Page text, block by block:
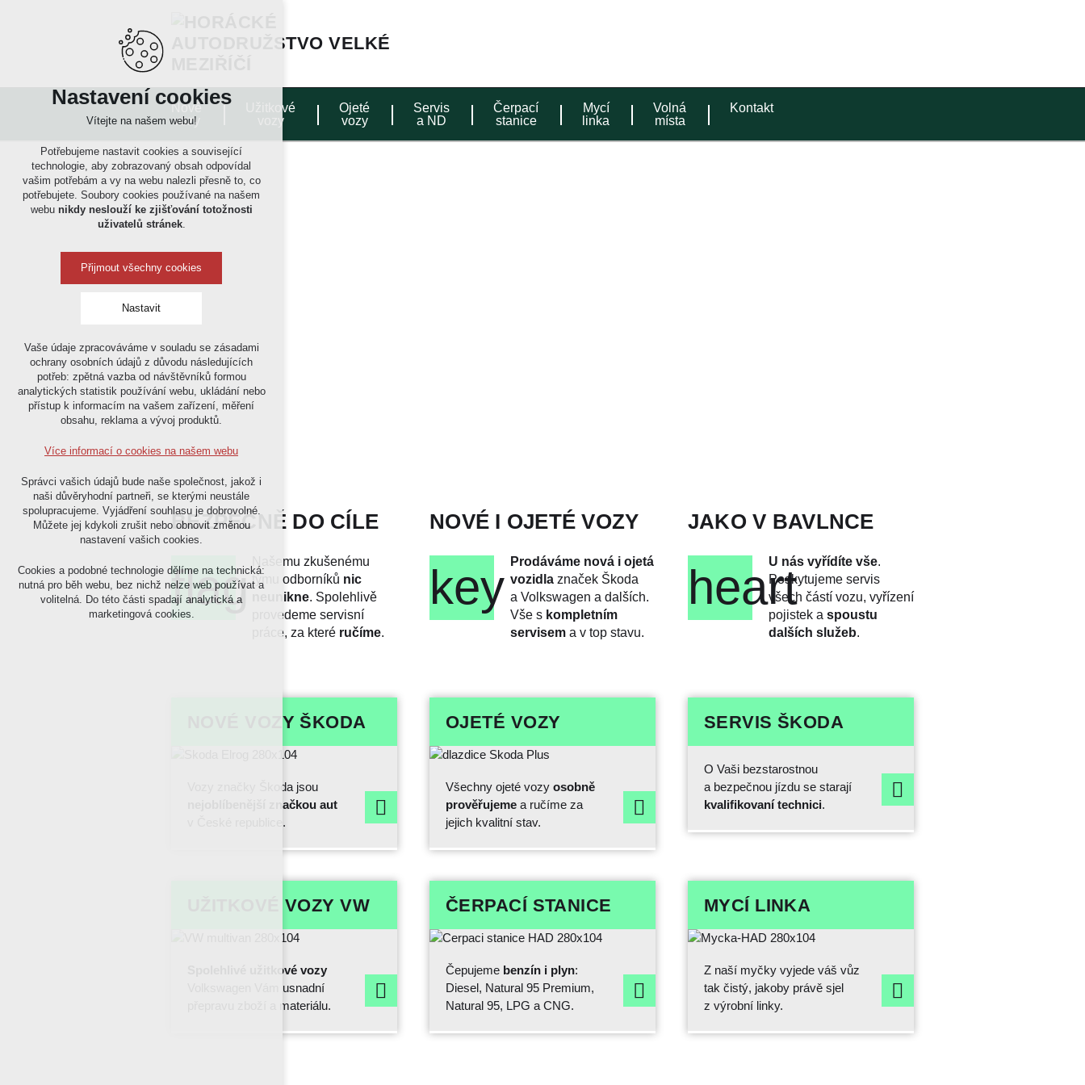
Nové
vozy
Užitkové
vozy
Ojeté
vozy
Servis
a ND
Čerpací
stanice
Mycí
linka
Volná
místa
Kontakt
BEZPEČNĚ DO CÍLE
flag
Našemu zkušenému
týmu odborníků nic
neunikne. Spolehlivě
provedeme servisní
práce, za které ručíme.
NOVÉ I OJETÉ VOZY
key Prodáváme nová i ojetá
vozidlaznaček Škoda
a Volkswagen a dalších.
Vše s kompletním
servisema v top stavu.
JAKO V BAVLNCE
heartU nás vyřídíte vše.
Poskytujeme servis
všech částí vozu, vyřízení
pojistek a spoustu
dalších služeb.
NOVÉ VOZY ŠKODA
Vozy značky Škoda jsou
nejoblíbenější značkou aut
v České republice.
OJETÉ VOZY
Všechny ojeté vozy osobně
prověřujemea ručíme za
jejich kvalitní stav.
SERVIS ŠKODA
O Vaši bezstarostnou
a bezpečnou jízdu se starají
kvalifikovaní technici.
UŽITKOVÉ VOZY VW
Spolehlivé užitkové vozy
Volkswagen Vám usnadní
přepravu zboží a materiálu.
ČERPACÍ STANICE
Čepujeme benzín i plyn:
Diesel, Natural 95 Premium,
Natural 95, LPG a CNG.
MYCÍ LINKA
Z naší myčky vyjede váš vůz
tak čistý, jakoby právě sjel
z výrobní linky.
Nastavení cookies
Vítejte na našem webu!
Potřebujeme nastavit cookies a související
technologie, aby zobrazovaný obsah odpovídal
vašim potřebám a vy na webu nalezli přesně to, co
potřebujete. Soubory cookies používané na našem
webu nikdy neslouží ke zjišťování totožnosti
uživatelů stránek.
Přijmout všechny cookies
Nastavit
Technická cookies
nutná pro provozování webu
udržení kontextu stránek (session):
případná přihlášení, volby jazyka, apod.
analytická pro anonymizované vyhodnocení
návštěvnosti
marketingová cookies (Google,Facebook)
Více informací o cookies na našem webu
Odmítnout vše
Vaše údaje zpracováváme v souladu se zásadami
ochrany osobních údajů z důvodu následujících
potřeb: zpětná vazba od návštěvníků formou
analytických statistik používání webu, ukládání nebo
přístup k informacím na vašem zařízení, měření
obsahu, reklama a vývoj produktů.
Více informací o cookies na našem webu
Správci vašich údajů bude naše společnost, jakož i
naši důvěryhodní partneři, se kterými neustále
spolupracujeme. Vyjádření souhlasu je dobrovolné.
Můžete jej kdykoli zrušit nebo obnovit změnou
nastavení vašich cookies.
Cookies a podobné technologie dělíme na technická:
nutná pro běh webu, bez nichž nelze web používat a
volitelná. Do této části spadají analytická a
marketingová cookies.